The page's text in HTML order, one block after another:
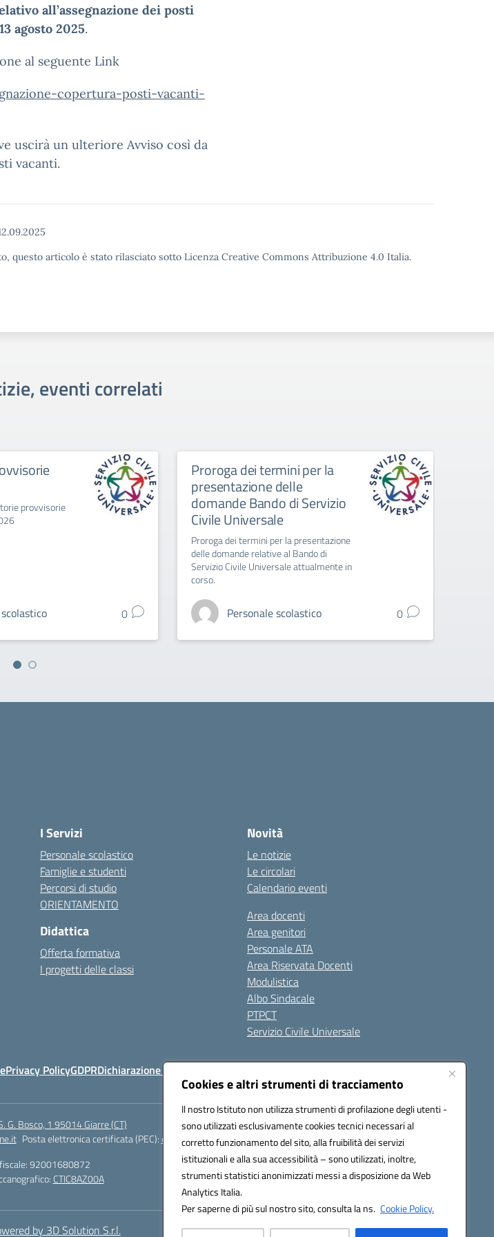
Cookies e altri strumenti di tracciamento
Il nostro Istituto non utilizza strumenti di profilazione degli utenti -
sono utilizzati esclusivamente cookies tecnici necessari al
corretto funzionamento del sito, alla fruibilità dei servizi
istituzionali e alla sua accessibilità – sono utilizzati, inoltre,
strumenti statistici anonimizzati messi a disposizione da Web
Analytics Italia.
Per saperne di più sul nostro sito, consulta la ns. Cookie Policy.
all’assegnazione dei posti
agosto 2025.
al seguente Link
copertura-posti-vacanti-
uscirà un ulteriore Avviso così da
vacanti.
questo articolo è stato rilasciato sotto Licenza Creative Commons Attribuzione 4.0 Italia.
eventi correlati
provvisorie
0
Proroga dei termini per la
presentazione delle
domande Bando di Servizio
Civile Universale
Proroga dei termini per la presentazione
delle domande relative al Bando di
Servizio Civile Universale attualmente in
corso.
Personale scolastico 0
I Servizi
Personale scolastico
Famiglie e studenti
Percorsi di studio
ORIENTAMENTO
Didattica
Offerta formativa
I progetti delle classi
Novità
Le notizie
Le circolari
Calendario eventi
Area docenti
Area genitori
Personale ATA
Area Riservata Docenti
Modulistica
Albo Sindacale
PTPCT
Servizio Civile Universale
Privacy PolicyGDPRDichiarazione di accessibilità
G. Bosco, 1 95014 Giarre (CT)
Posta elettronica certificata (PEC):ctic8az00a@pec.istruzione.it
92001680872
CTIC8AZ00A
by 3D Solution S.r.l.